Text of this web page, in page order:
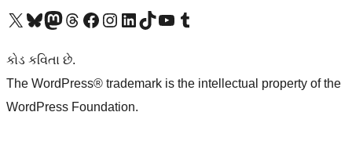
અમારા X (અગાઉ ટ્વિટર) એકાઉન્ટની મુલાકાત લોઅમારા Bluesky એકાઉન્ટની મુલાકાત લોઅમારા માસ્ટોડોન એકાઉન્ટની મુલાકાત લોઅમારા Threads એકાઉન્ટની મુલાકાત લો અમારા ફેસબુક પેજની મુલાકાત લોઅમારા ઇન્સ્ટાગ્રામ એકાઉન્ટની મુલાકાત લો અમારા LinkedIn એકાઉન્ટની મુલાકાત લોઅમારા TikTok એકાઉન્ટની મુલાકાત લોઅમારી YouTube ચેનલની મુલાકાત લો અમારા Tumblr એકાઉન્ટની મુલાકાત લો
કોડ કવિતા છે.
The WordPress® trademark is the intellectual property of the
WordPress Foundation.